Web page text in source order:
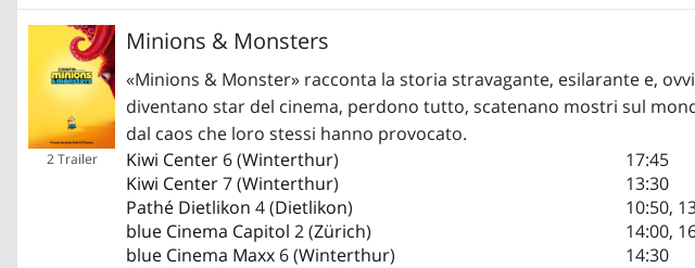
2 Trailer
Minions & Monsters
«Minions & Monster» racconta la storia stravagante, esilarante e,
diventano star del cinema, perdono tutto, scatenano mostri sul
dal caos che loro stessi hanno provocato.
Kiwi Center 6 (Winterthur) 17:45
Kiwi Center7 (Winterthur) 13:30
Pathé Dietlikon 4 (Dietlikon) 10:50,
blue Cinema Capitol 2 (Zürich) 14:00,
blue Cinema Maxx 6 (Winterthur) 14:30